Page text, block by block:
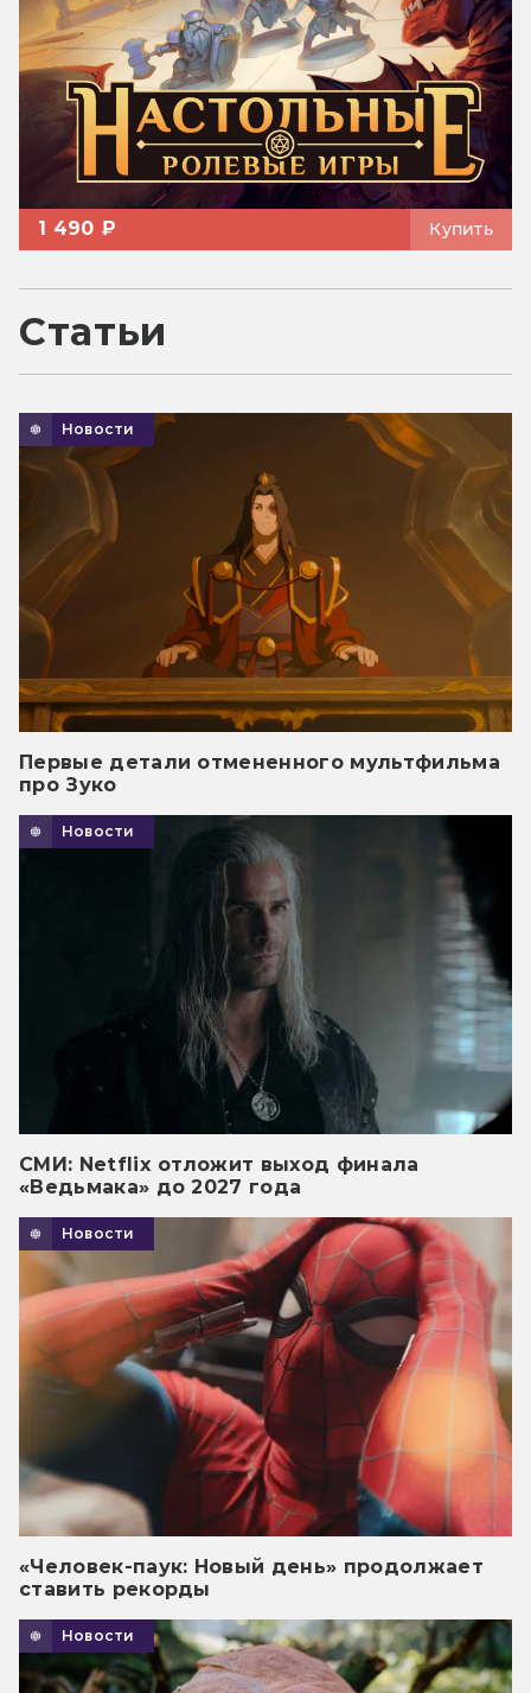
1 490 ₽ Купить
Статьи
Новости
Первые детали отмененного мультфильма
про Зуко
Новости
СМИ: Netflix отложит выход финала
«Ведьмака» до 2027 года
Новости
«Человек-паук: Новый день» продолжает
ставить рекорды
Новости